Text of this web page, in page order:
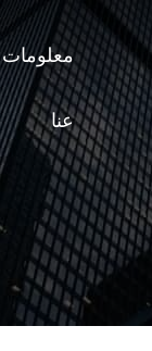
معلومات
عنا